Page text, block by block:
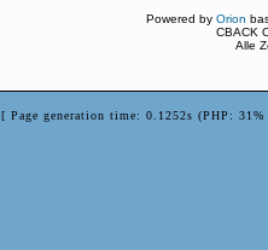
Powered byOrion
CBACK
Alle
[ Page generation time: 0.1252s (PHP: